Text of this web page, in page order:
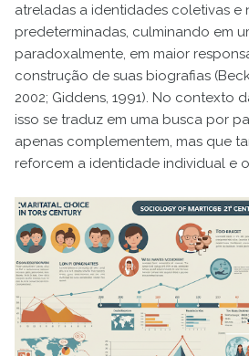
atreladas a identidades coletivas e
predeterminadas, culminando em
paradoxalmente, em maior
construção de suas biografias
2002; Giddens, 1991). No contexto
isso se traduz em uma busca por
apenas complementem, mas que
reforcem a identidade individual e